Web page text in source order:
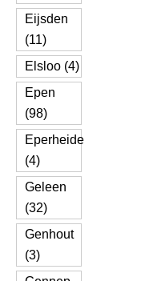
Eijsden
(11)
Elsloo (4)
Epen
(98)
Eperheide
(4)
Geleen
(32)
Genhout
(3)